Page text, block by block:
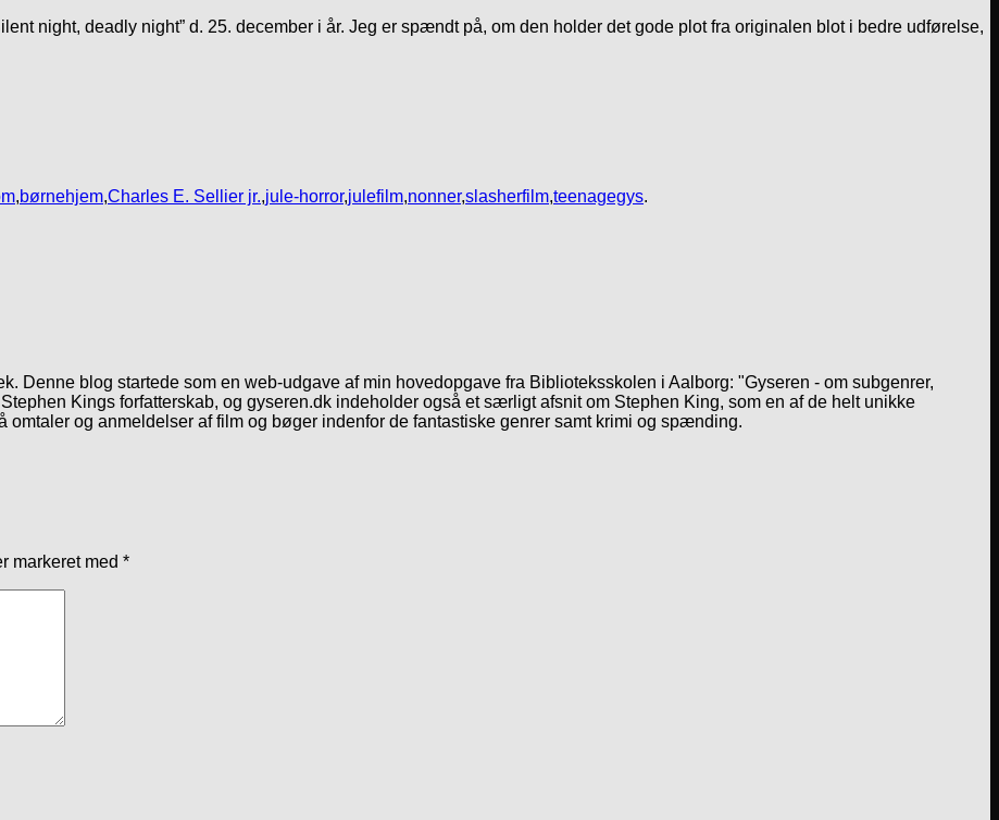
night, deadly night” d. 25. december i år. Jeg er spændt på, om den holder det gode plot fra originalen blot i bedre udførelse,
,børnehjem,Charles E. Sellier jr.,jule-horror,julefilm,nonner,slasherfilm,teenagegys.
Denne blog startede som en web-udgave af min hovedopgave fra Biblioteksskolen i Aalborg: "Gyseren - om subgenrer,
Kings forfatterskab, og gyseren.dk indeholder også et særligt afsnit om Stephen King, som en af de helt unikke
omtaler og anmeldelser af film og bøger indenfor de fantastiske genrer samt krimi og spænding.
markeret med *